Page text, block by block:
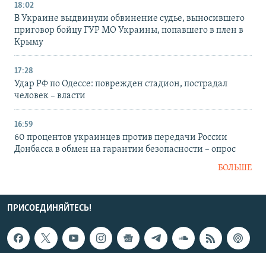
18:02
В Украине выдвинули обвинение судье, выносившего
приговор бойцу ГУР МО Украины, попавшего в плен в
Крыму
17:28
Удар РФ по Одессе: поврежден стадион, пострадал
человек – власти
16:59
60 процентов украинцев против передачи России
Донбасса в обмен на гарантии безопасности – опрос
БОЛЬШЕ
ПРИСОЕДИНЯЙТЕСЬ!